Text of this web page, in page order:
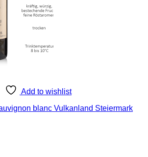
Add to wishlist
blanc Vulkanland Steiermark